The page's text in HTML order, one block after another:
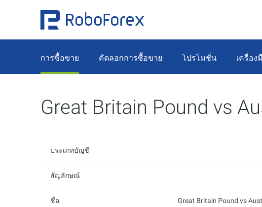
การซื้อขาย คัดลอกการซื้อขาย โปรโมชั่น เครื่อง
Great Britain Pound vs
ประเภทบัญชี
สัญลักษณ์
ชื่อ Great Britain Pound vs